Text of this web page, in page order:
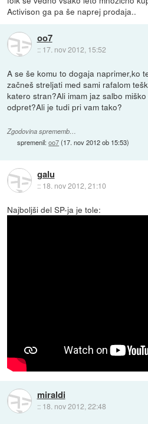
Activison ga pa še naprej prodaja..
oo7
:: 17. nov 2012, 15:52
A se še komu to dogaja naprimer,ko
začneš streljati med sami rafalom
katero stran?Ali imam jaz salbo
odpret?Ali je tudi pri vam tako?
Zgodovina sprememb…
spremenil:oo7(17. nov 2012 ob 15:53)
galu
:: 18. nov 2012, 21:10
Najboljši del SP-ja je tole:
miraldi
:: 18. nov 2012, 22:48